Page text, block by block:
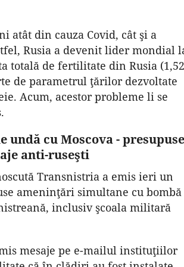
atât din cauza Covid, cât şi a
Rusia a devenit lider mondial
totală de fertilitate din Rusia (1,52
de parametrul ţărilor dezvoltate
Acum, acestor probleme li se
cu Moscova - presupuse
anti-ruseşti
Transnistria a emis ieri un
ameninţări simultane cu bombă
inclusiv şcoala militară
mesaje pe e-mailul instituţiilor